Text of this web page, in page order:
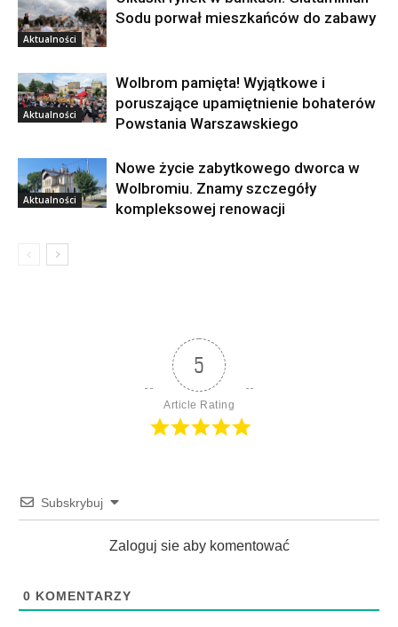
Aktualności
Sodu porwał mieszkańców do zabawy
Aktualności
Wolbrom pamięta! Wyjątkowe i
poruszające upamiętnienie bohaterów
Powstania Warszawskiego
Aktualności
Nowe życie zabytkowego dworca w
Wolbromiu. Znamy szczegóły
kompleksowej renowacji
5
Article Rating
Subskrybuj
Zaloguj sie aby komentować
0 KOMENTARZY